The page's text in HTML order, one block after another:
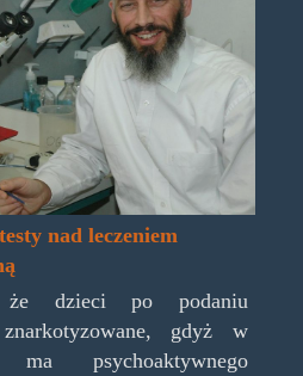
nad leczeniem
że dzieci po podaniu
gdyż w
psychoaktywnego